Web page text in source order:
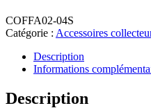
COFFA02-04S
Catégorie : Accessoires
Description
Informations
Description